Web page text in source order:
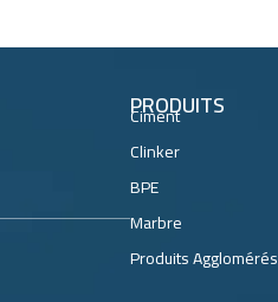
PRODUITS
Ciment
Clinker
BPE
Marbre
Produits Agglomérés